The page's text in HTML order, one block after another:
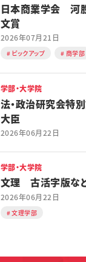
日本商業学会 河
文賞
2026年07月21日
ピックアップ 商学部
学部・大学院
法・政治研究会特
大臣
2026年06月22日
学部・大学院
文理 古活字版な
2026年06月22日
文理学部